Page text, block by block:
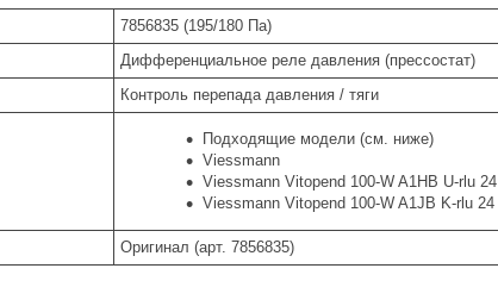
7856835 (195/180 Па)
Дифференциальное реле давления (прессостат)
Контроль перепада давления / тяги
Подходящие модели (см. ниже)
Viessmann
Viessmann Vitopend 100-W A1HB U-rlu 24
Viessmann Vitopend 100-W A1JB K-rlu 24
Оригинал (арт. 7856835)